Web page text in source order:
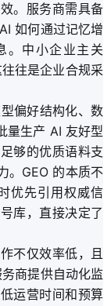
。服务商需具备
如何通过记忆增
。中小企业主关
往是企业合规采
偏好结构化、数
量生产 AI 友好型
够的优质语料支
。GEO 的本质不
优先引用权威信
库，直接决定了
不仅效率低，且
商提供自动化监
运营时间和预算